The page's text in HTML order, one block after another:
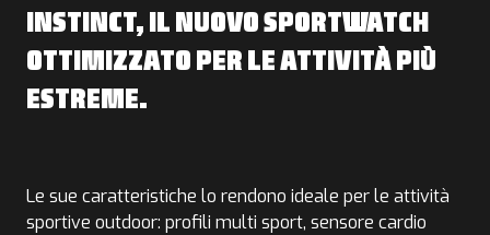
INSTINCT, IL NUOVO SPORTWATCH
OTTIMIZZATO PER LE ATTIVITÀ PIÙ
ESTREME.
Le sue caratteristiche lo rendono ideale per le attività
sportive outdoor: profili multi sport, sensore cardio